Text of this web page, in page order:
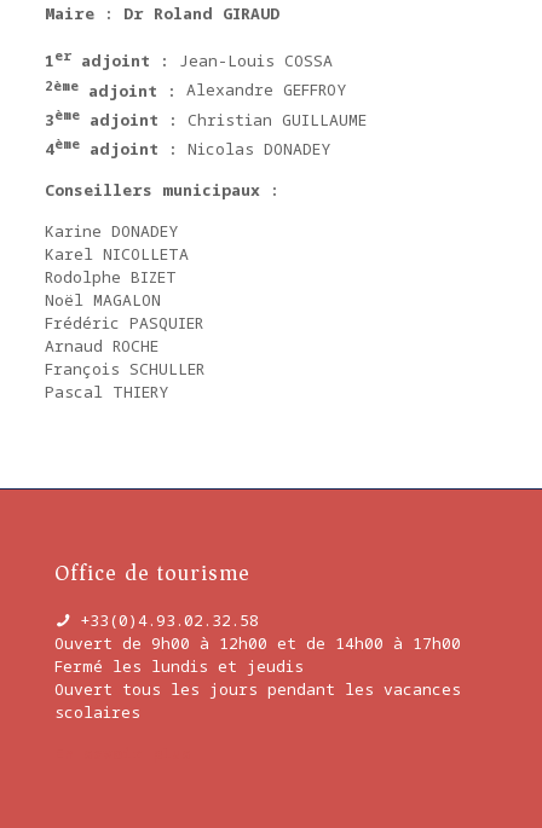
Maire : Dr Roland GIRAUD
1eradjoint : Jean-Louis COSSA
2èmeadjoint :
Alexandre GEFFROY
3èmeadjoint :
Christian GUILLAUME
4èmeadjoint :
Nicolas DONADEY
Conseillers municipaux :
Karine DONADEY
Karel NICOLLETA
Rodolphe BIZET
Noël MAGALON
Frédéric PASQUIER
Arnaud ROCHE
François SCHULLER
Pascal THIERY
Office de tourisme
+33(0)4.93.02.32.58
Ouvert de 9h00 à 12h00 et de 14h00 à 17h00
Fermé les lundis et jeudis
Ouvert tous les jours pendant les vacances
scolaires